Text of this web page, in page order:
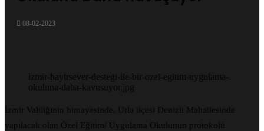
08-02-2023
izmir-hayirsever-destegi-ile-bir-ozel-egitim-uygulama-
okuluna-daha-kavusuyor.jpg
İzmir Valiliğinin himayesinde, Urla ilçesi Denizli Mahallesinde
yapılacak olan Özel Eğitim/ Uygulama Okulunun protokolü